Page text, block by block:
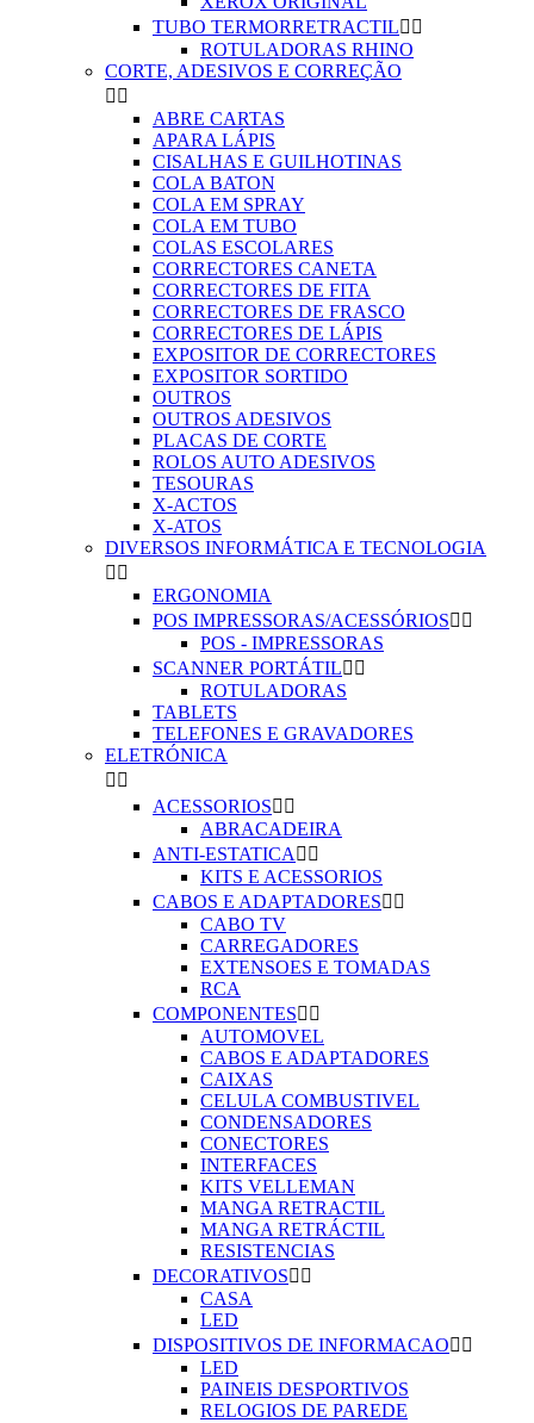
TUBO TERMORRETRACTIL 
ROTULADORAS RHINO
CORTE, ADESIVOS E CORREÇÃO
 
ABRE CARTAS
APARA LÁPIS
CISALHAS E GUILHOTINAS
COLA BATON
COLA EM SPRAY
COLA EM TUBO
COLAS ESCOLARES
CORRECTORES CANETA
CORRECTORES DE FITA
CORRECTORES DE FRASCO
CORRECTORES DE LÁPIS
EXPOSITOR DE CORRECTORES
EXPOSITOR SORTIDO
OUTROS
OUTROS ADESIVOS
PLACAS DE CORTE
ROLOS AUTO ADESIVOS
TESOURAS
X-ACTOS
X-ATOS
DIVERSOS INFORMÁTICA E TECNOLOGIA
 
ERGONOMIA
POS IMPRESSORAS/ACESSÓRIOS 
POS - IMPRESSORAS
SCANNER PORTÁTIL 
ROTULADORAS
TABLETS
TELEFONES E GRAVADORES
ELETRÓNICA
 
ACESSORIOS 
ABRACADEIRA
ANTI-ESTATICA  
KITS E ACESSORIOS
CABOS E ADAPTADORES 
CABO TV
CARREGADORES
EXTENSOES E TOMADAS
RCA
COMPONENTES 
AUTOMOVEL
CABOS E ADAPTADORES
CAIXAS
CELULA COMBUSTIVEL
CONDENSADORES
CONECTORES
INTERFACES
KITS VELLEMAN
MANGA RETRACTIL
MANGA RETRÁCTIL
RESISTENCIAS
DECORATIVOS 
CASA
LED
DISPOSITIVOS DE INFORMACAO 
LED
PAINEIS DESPORTIVOS
RELOGIOS DE PAREDE